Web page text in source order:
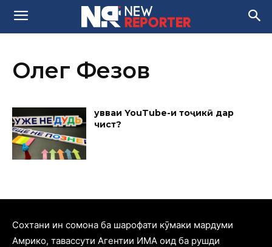
Олег Фезов
Қувваи YouTube-и тоҷикӣ дар
чист?
Cохтани ин сомона ба шарофати кӯмаки мардуми
Амрико, тавассути Агентии ИМА оид ба рушди